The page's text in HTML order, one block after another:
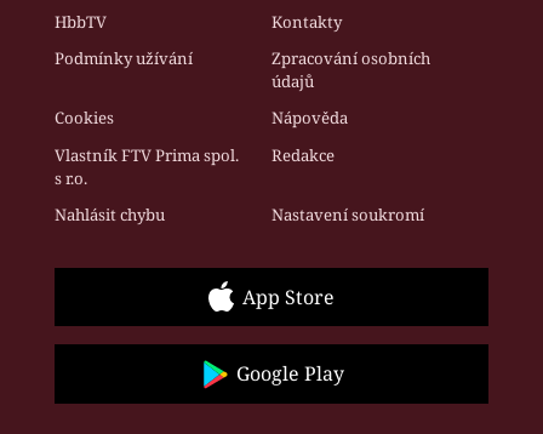
HbbTV
Kontakty
Podmínky užívání
Zpracování osobních
údajů
Cookies
Nápověda
Vlastník FTV Prima spol.
s r.o.
Redakce
Nahlásit chybu Nastavení soukromí
App Store
Google Play